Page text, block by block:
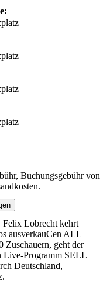
Buchungsgebühr von
Felix Lobrecht kehrt
ausverkauCen ALL
geht der
Live-Programm SELL
Deutschland,